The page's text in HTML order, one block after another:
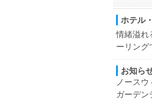
ホテル
情緒溢れ
ーリング
お知ら
ノー
ガーデ
全室禁